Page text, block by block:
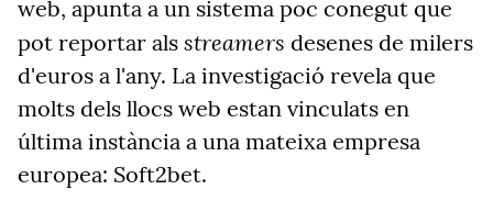
web, apunta a un sistema poc conegut que
pot reportar als streamers desenes de milers
d'euros a l'any. La investigació revela que
molts dels llocs web estan vinculats en
última instància a una mateixa empresa
europea: Soft2bet.